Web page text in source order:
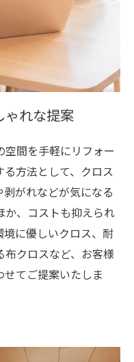
ゃれな提案
空間を手軽にリフォー
方法として、クロス
がれなどが気になる
か、コストも抑えられ
境に優しいクロス、耐
布クロスなど、お客様
せてご提案いたしま